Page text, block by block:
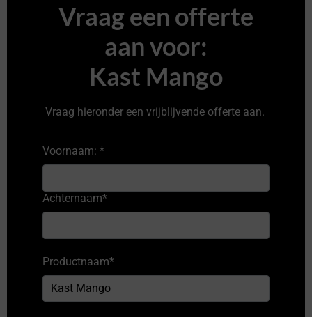
Vraag een offerte
aan voor:
Kast Mango
Vraag hieronder een vrijblijvende offerte aan.
Voornaam: *
Achternaam*
Productnaam*